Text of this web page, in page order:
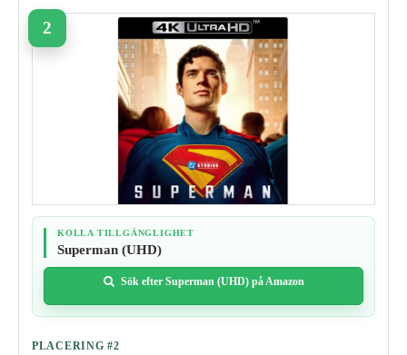
KOLLA TILLGÄNGLIGHET
Superman (UHD)
Sök efter Superman (UHD) på Amazon
PLACERING #2